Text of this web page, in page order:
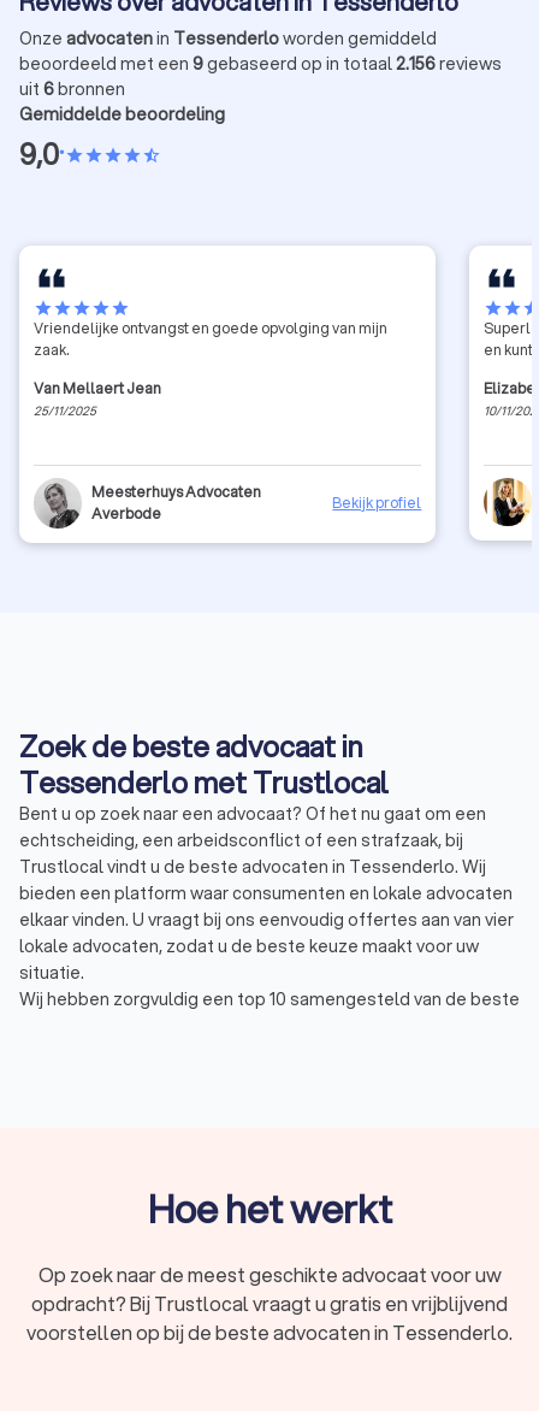
Onze advocatenin Tessenderloworden gemiddeld
beoordeeld met een 9gebaseerd op in totaal2.156reviews
uit 6bronnen
Gemiddelde beoordeling
9,0•starstarstarstarstar_half
starstarstarstarstar
Vriendelijke ontvangst en goede opvolging van mijn
zaak.
Van Mellaert Jean
25/11/2025
Meesterhuys Advocaten
Averbode
Bekijk profiel
starstar
en kunt
10/11/
Zoek de beste advocaat in
Tessenderlo met Trustlocal
Bent u op zoek naar een advocaat? Of het nu gaat om een
echtscheiding, een arbeidsconflict of een strafzaak, bij
Trustlocal vindt u de beste advocaten in Tessenderlo. Wij
bieden een platform waar consumenten en lokale advocaten
elkaar vinden. U vraagt bij ons eenvoudig offertes aan van vier
lokale advocaten, zodat u de beste keuze maakt voor uw
situatie.
Wij hebben zorgvuldig een top 10 samengesteld van de beste
Een advocaat is een juridisch specialist die u bijstaat in allerlei
het opstellen van contracten tot het vertegenwoordigen in
een rechtszaak. Advocaten in Tessenderlo zijn er in vele
soorten en maten, elk met hun eigen specialisatie. Een
Hoe het werkt
Op zoek naar de meest geschikte advocaat voor uw
opdracht? Bij Trustlocal vraagt u gratis en vrijblijvend
voorstellen op bij de beste advocaten in Tessenderlo.